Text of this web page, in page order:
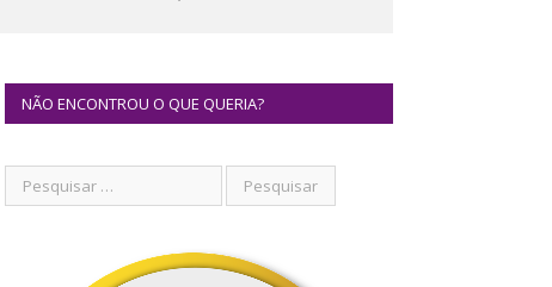
NÃO ENCONTROU O QUE QUERIA?